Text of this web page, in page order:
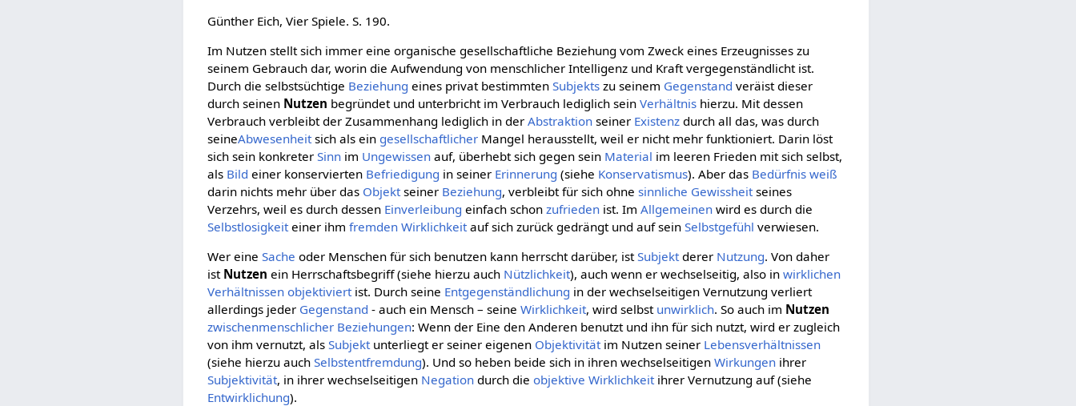
Günther Eich, Vier Spiele. S. 190.
Im Nutzen stellt sich immer eine organische gesellschaftliche Beziehung vom Zweck eines Erzeugnisses zu
seinem Gebrauch dar, worin die Aufwendung von menschlicher Intelligenz und Kraft vergegenständlicht ist.
Durch die selbstsüchtige Beziehung eines privat bestimmtenSubjekts zu seinem Gegenstand veräist dieser
durch seinen Nutzen begründet und unterbricht im Verbrauch lediglich seinVerhältnis hierzu. Mit dessen
Verbrauch verbleibt der Zusammenhang lediglich in derAbstraktion seiner Existenz durch all das, was durch
seineAbwesenheit sich als ein gesellschaftlicher Mangel herausstellt, weil er nicht mehr funktioniert. Darin löst
sich sein konkreterSinn im Ungewissen auf, überhebt sich gegen sein Material im leeren Frieden mit sich selbst,
als Bild einer konservierten Befriedigung in seiner Erinnerung (siehe Konservatismus). Aber das Bedürfnis weiß
darin nichts mehr über das Objekt seiner Beziehung, verbleibt für sich ohnesinnliche Gewissheit seines
Verzehrs, weil es durch dessen Einverleibung einfach schonzufrieden ist. ImAllgemeinen wird es durch die
Selbstlosigkeit einer ihmfremden Wirklichkeit auf sich zurück gedrängt und auf seinSelbstgefühl verwiesen.
Wer eineSache oder Menschen für sich benutzen kann herrscht darüber, istSubjekt derer Nutzung. Von daher
ist Nutzen ein Herrschaftsbegriff (siehe hierzu auch Nützlichkeit), auch wenn er wechselseitig, also inwirklichen
Verhältnissen objektiviert ist. Durch seine Entgegenständlichung in der wechselseitigen Vernutzung verliert
allerdings jeder Gegenstand - auch ein Mensch – seineWirklichkeit, wird selbst unwirklich. So auch im Nutzen
zwischenmenschlicher Beziehungen: Wenn der Eine den Anderen benutzt und ihn für sich nutzt, wird er zugleich
von ihm vernutzt, alsSubjekt unterliegt er seiner eigenen Objektivität im Nutzen seiner Lebensverhältnissen
(siehe hierzu auchSelbstentfremdung). Und so heben beide sich in ihren wechselseitigenWirkungen ihrer
Subjektivität, in ihrer wechselseitigen Negation durch dieobjektive Wirklichkeit ihrer Vernutzung auf (siehe
Entwirklichung).